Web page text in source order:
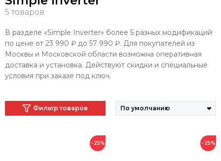
В разделе «Simple Inverter» более 5 разных модификаций
по цене от 23 990 ₽ до 57 990 ₽. Для покупателей из
Москвы и Московской области возможна оперативная
доставка и установка. Действуют скидки и специальные
условия при заказе под ключ.
Фильтр товаров
−25% −25%